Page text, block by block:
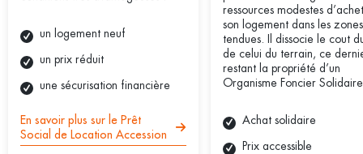
un logement neuf
un prix réduit
une sécurisation financière
En savoir plus sur le Prêt
Social de Location Accession
ressources modestes
son logement dans les zones
tendues. Il dissocie le cout
de celui du terrain, ce
restant la propriété d’un
Organisme Foncier
Achat solidaire
Prix accessible